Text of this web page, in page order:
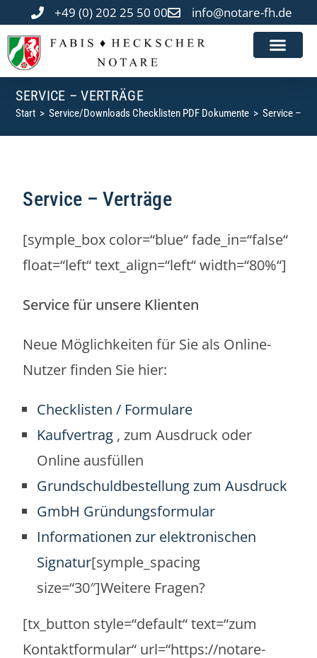
+49 (0) 202 25 50 00 info@notare-fh.de
SERVICE – VERTRÄGE
Start > Service/Downloads Checklisten PDF Dokumente > Service –
Service – Verträge
[symple_box color=“blue“ fade_in=“false“
float=“left“ text_align=“left“ width=“80%“]
Service für unsere Klienten
Neue Möglichkeiten für Sie als Online-
Nutzer finden Sie hier:
Checklisten / Formulare
Kaufvertrag , zum Ausdruck oder
Online ausfüllen
Grundschuldbestellung zum Ausdruck
GmbH Gründungsformular
Informationen zur elektronischen
Signatur[symple_spacing
size=“30″]Weitere Fragen?
[tx_button style=“default“ text=“zum
Kontaktformular“ url=“https://notare-